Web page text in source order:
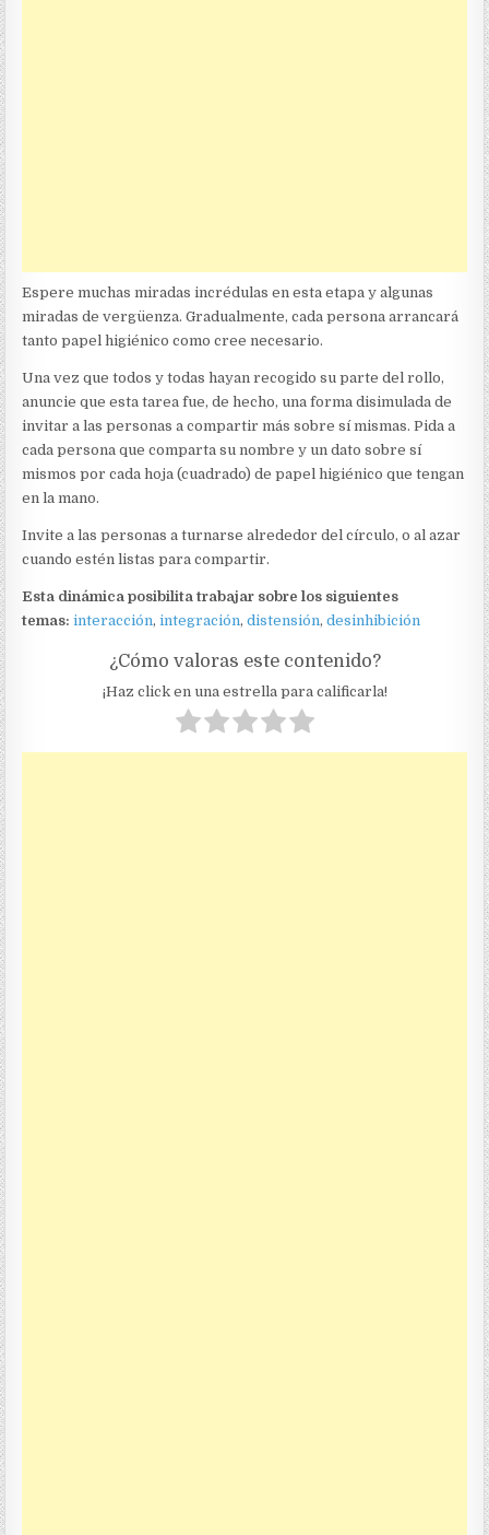
Espere muchas miradas incrédulas en esta etapa y algunas
miradas de vergüenza. Gradualmente, cada persona arrancará
tanto papel higiénico como cree necesario.
Una vez que todos y todas hayan recogido su parte del rollo,
anuncie que esta tarea fue, de hecho, una forma disimulada de
invitar a las personas a compartir más sobre sí mismas. Pida a
cada persona que comparta su nombre y un dato sobre sí
mismos por cada hoja (cuadrado) de papel higiénico que tengan
en la mano.
Invite a las personas a turnarse alrededor del círculo, o al azar
cuando estén listas para compartir.
Esta dinámica posibilita trabajar sobre los siguientes
temas: interacción,integración,distensión,desinhibición
¿Cómo valoras este contenido?
¡Haz click en una estrella para calificarla!